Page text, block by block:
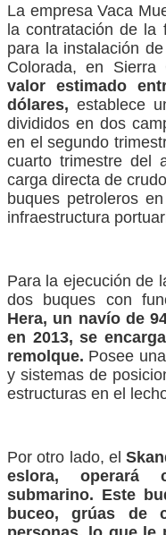
La empresa Vaca
la contratación de la
para la instalación
Colorada, en Sierra
valor estimado
dólares, establece
divididos en dos
en el segundo
cuarto trimestre del
carga directa de
buques petroleros
infraestructura
Para la ejecución de
dos buques con
Hera, un navío de
en 2013, se
remolque. Posee
y sistemas de
estructuras en el
Por otro lado, el
eslora, operará
submarino. Este
buceo, grúas de